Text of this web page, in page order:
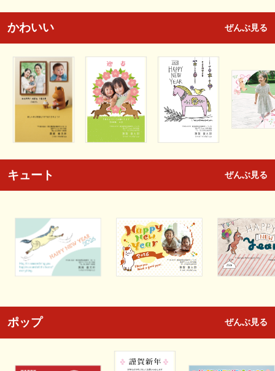
かわいい ぜんぶ見る
キュート ぜんぶ見る
ポップ ぜんぶ見る